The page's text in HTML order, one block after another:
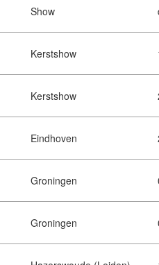
Show
Kerstshow
Kerstshow
Eindhoven
Groningen
Groningen